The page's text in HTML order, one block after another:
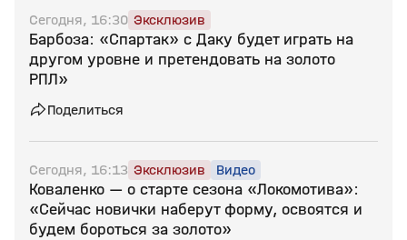
Сегодня, 16:30 Эксклюзив
Барбоза: «Спартак» с Даку будет играть на
другом уровне и претендовать на золото
РПЛ»
Поделиться
Сегодня, 16:13 Эксклюзив Видео
Коваленко — о старте сезона «Локомотива»:
«Сейчас новички наберут форму, освоятся и
будем бороться за золото»